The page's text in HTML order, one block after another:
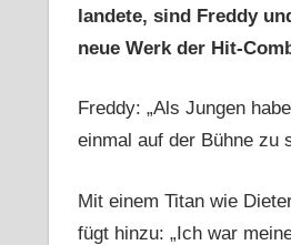
landete, sind Freddy
neue Werk der Hit-
Freddy: „Als Jungen
einmal auf der Bühne zu
Mit einem Titan wie
fügt hinzu: „Ich war